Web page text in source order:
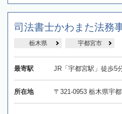
司法書士かわまた法務
栃木県 宇都宮市
最寄駅 JR「宇都宮駅」徒歩5
所在地 〒321-0953 栃木県宇